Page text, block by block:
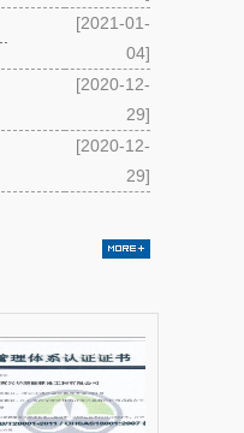
[2021-01-
04]
[2020-12-
29]
[2020-12-
29]